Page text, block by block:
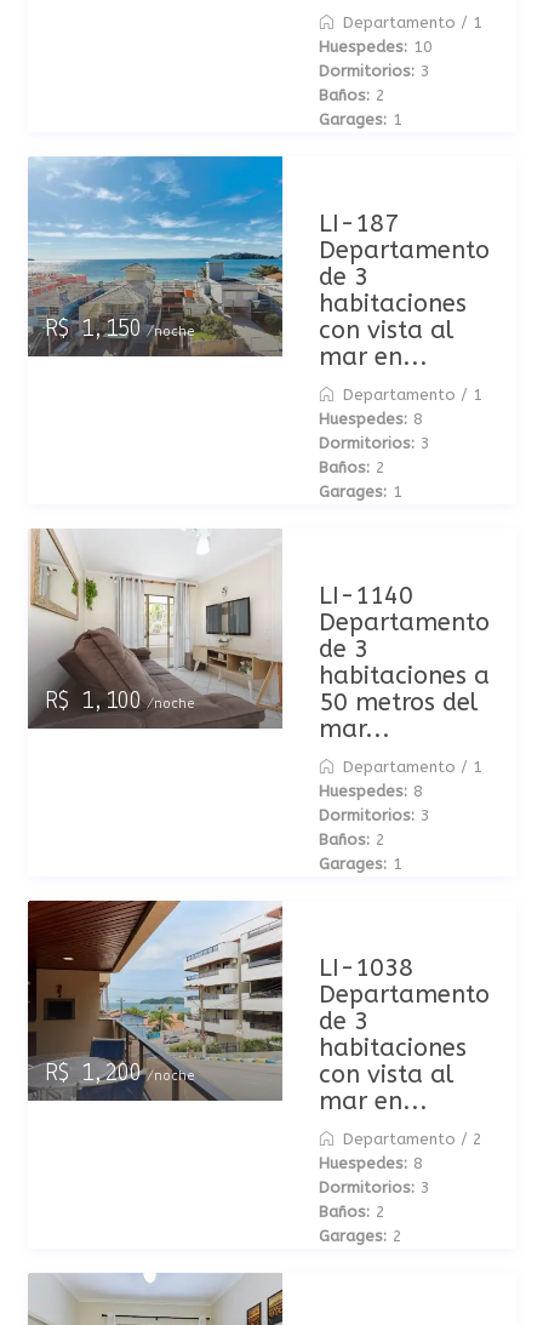
Departamento / 1
Huespedes: 10
Dormitorios: 3
Baños: 2
Garages: 1
R$ 1,150/noche
LI-187
Departamento
de 3
habitaciones
con vista al
mar en...
Departamento / 1
Huespedes: 8
Dormitorios: 3
Baños: 2
Garages: 1
R$ 1,100/noche
LI-1140
Departamento
de 3
habitaciones a
50 metros del
mar...
Departamento / 1
Huespedes: 8
Dormitorios: 3
Baños: 2
Garages: 1
R$ 1,200/noche
LI-1038
Departamento
de 3
habitaciones
con vista al
mar en...
Departamento / 2
Huespedes: 8
Dormitorios: 3
Baños: 2
Garages: 2